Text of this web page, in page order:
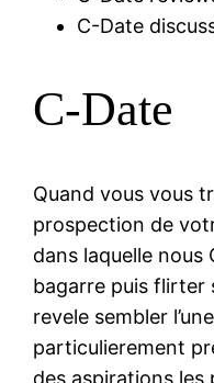
C-Date
C-Date
Quand vous vous
prospection de
dans laquelle nous
bagarre puis flirter
revele sembler
particulierement
des aspirations les